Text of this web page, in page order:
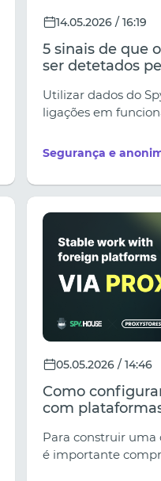
14.05.2026 / 16:19
5 sinais de que
ser detetados
Utilizar dados do
ligações em
(Facebook, Google,
50 parâmetros de
Segurança e
05.05.2026 / 14:46
Como
com
Para construir uma
é importante